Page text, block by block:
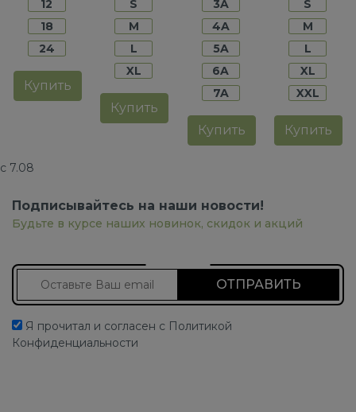
12
18
24
Купить
S
M
L
XL
Купить
3A
4A
5A
6A
7A
Купить
S
M
L
XL
XXL
Купить
с 7.08
Подписывайтесь на наши новости!
Будьте в курсе наших новинок, скидок и акций
Я прочитал и согласен с Политикой
Конфиденциальности